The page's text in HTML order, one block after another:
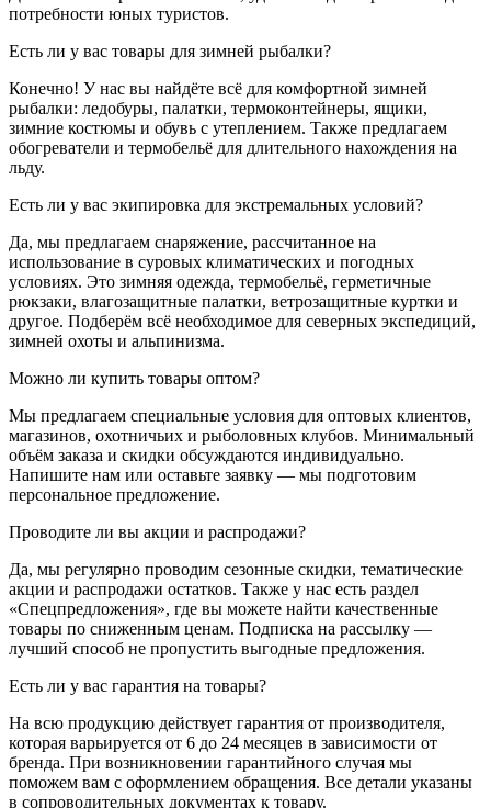
потребности юных туристов.
Есть ли у вас товары для зимней рыбалки?
Конечно! У нас вы найдёте всё для комфортной зимней
рыбалки: ледобуры, палатки, термоконтейнеры, ящики,
зимние костюмы и обувь с утеплением. Также предлагаем
обогреватели и термобельё для длительного нахождения на
льду.
Есть ли у вас экипировка для экстремальных условий?
Да, мы предлагаем снаряжение, рассчитанное на
использование в суровых климатических и погодных
условиях. Это зимняя одежда, термобельё, герметичные
рюкзаки, влагозащитные палатки, ветрозащитные куртки и
другое. Подберём всё необходимое для северных экспедиций,
зимней охоты и альпинизма.
Можно ли купить товары оптом?
Мы предлагаем специальные условия для оптовых клиентов,
магазинов, охотничьих и рыболовных клубов. Минимальный
объём заказа и скидки обсуждаются индивидуально.
Напишите нам или оставьте заявку — мы подготовим
персональное предложение.
Проводите ли вы акции и распродажи?
Да, мы регулярно проводим сезонные скидки, тематические
акции и распродажи остатков. Также у нас есть раздел
«Спецпредложения», где вы можете найти качественные
товары по сниженным ценам. Подписка на рассылку —
лучший способ не пропустить выгодные предложения.
Есть ли у вас гарантия на товары?
На всю продукцию действует гарантия от производителя,
которая варьируется от 6 до 24 месяцев в зависимости от
бренда. При возникновении гарантийного случая мы
поможем вам с оформлением обращения. Все детали указаны
в сопроводительных документах к товару.